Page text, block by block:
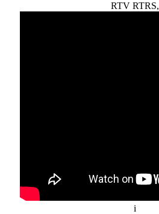
RTV RTRS,
i